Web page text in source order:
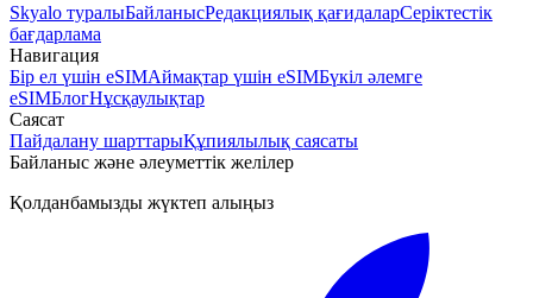
Skyalo туралыБайланысРедакциялық қағидаларСеріктестік
бағдарлама
Навигация
Бір ел үшін eSIMАймақтар үшін eSIMБүкіл әлемге
eSIMБлогНұсқаулықтар
Саясат
Пайдалану шарттарыҚұпиялылық саясаты
Байланыс және әлеуметтік желілер
Қолданбамызды жүктеп алыңыз